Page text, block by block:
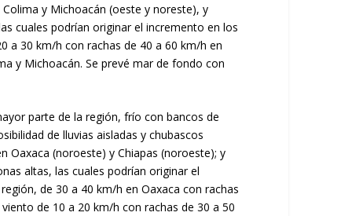
y Michoacán (oeste y noreste), y
cuales podrían originar el incremento en los
a 30 km/h con rachas de 40 a 60 km/h en
y Michoacán. Se prevé mar de fondo con
parte de la región, frío con bancos de
de lluvias aisladas y chubascos
Oaxaca (noroeste) y Chiapas (noroeste); y
altas, las cuales podrían originar el
de 30 a 40 km/h en Oaxaca con rachas
de 10 a 20 km/h con rachas de 30 a 50